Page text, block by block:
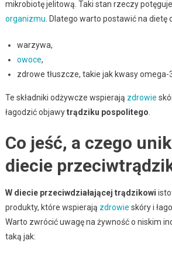
mikrobiotę jelitową. Taki stan rzeczy
organizmu . Dlatego warto postawić na dietę
warzywa,
owoce,
zdrowe tłuszcze, takie jak kwasy omega-
Te składniki odżywcze wspierają zdrowie
łagodzić objawytrądziku pospolitego
Co jeść, a czego
diecie
W diecie przeciwdziałającej trądzikowi
produkty, które wspierają zdrowie skóry i
Warto zwrócić uwagę na żywność o niskim
taką jak: